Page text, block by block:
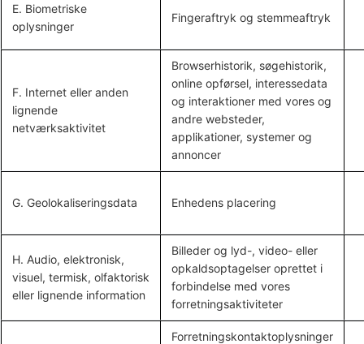
E. Biometriske
oplysninger
Fingeraftryk og stemmeaftryk
F. Internet eller anden
lignende
netværksaktivitet
Browserhistorik, søgehistorik,
online opførsel, interessedata
og interaktioner med vores og
andre websteder,
applikationer, systemer og
annoncer
G. Geolokaliseringsdata Enhedens placering
H. Audio, elektronisk,
visuel, termisk, olfaktorisk
eller lignende information
Billeder og lyd-, video- eller
opkaldsoptagelser oprettet i
forbindelse med vores
forretningsaktiviteter
Forretningskontaktoplysninger